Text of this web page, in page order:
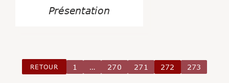
Présentation
RETOUR 1 … 270 271 272 273